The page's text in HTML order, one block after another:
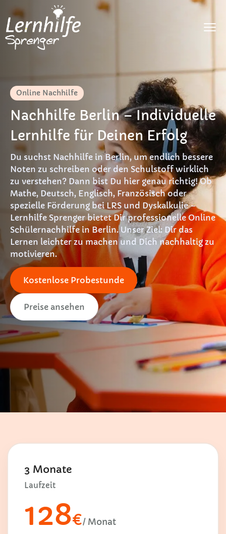
LRS
Dyskalkulie
DaF
Preise
Materialien
Kontakt
Online Nachhilfe
Nachhilfe Berlin – Individuelle
Lernhilfe für Deinen Erfolg
Du suchst Nachhilfe in Berlin, um endlich bessere
Noten zu schreiben oder den Schulstoff wirklich
zu verstehen? Dann bist Du hier genau richtig! Ob
Mathe, Deutsch, Englisch, Französisch oder
spezielle Förderung bei LRS und Dyskalkulie –
Lernhilfe Sprenger bietet Dir professionelle Online
Schülernachhilfe in Berlin. Unser Ziel: Dir das
Lernen leichter zu machen und Dich nachhaltig zu
motivieren.
Kostenlose Probestunde
Preise ansehen
3 Monate
Laufzeit
128€/ Monat